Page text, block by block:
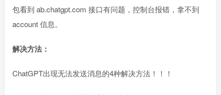
包看到 ab.chatgpt.com 接口有问题，控制台报错，拿不到
account 信息。
解决方法：
ChatGPT出现无法发送消息的4种解决方法！！！